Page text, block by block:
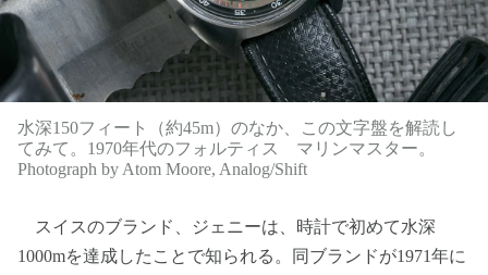
水深150フィート（約45m）のなか、この文字盤を解読し
てみて。1970年代のフォルティス マリンマスター。
Photograph by Atom Moore, Analog/Shift
スイスのブランド、ジェニーは、時計で初めて水深
1000mを達成したことで知られる。同ブランドが1971年に